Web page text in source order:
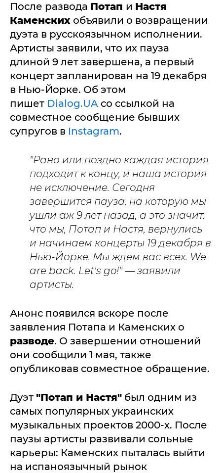
После развода Потап и Настя
Каменских объявили о возвращении
дуэта в русскоязычном исполнении.
Артисты заявили, что их пауза
длиной 9 лет завершена, а первый
концерт запланирован на 19 декабря
в Нью-Йорке. Об этом
пишет Dialog.UA со ссылкой на
совместное сообщение бывших
супругов в Instagram.
"Рано или поздно каждая история
подходит к концу, и наша история
не исключение. Сегодня
завершится пауза, на которую мы
ушли аж 9 лет назад, а это значит,
что мы, Потап и Настя, вернулись
и начинаем концерты 19 декабря в
Нью-Йорке. Мы ждем вас всех. We
are back. Let's go!" — заявили
артисты.
Анонс появился вскоре после
заявления Потапа и Каменских о
разводе. О завершении отношений
они сообщили 1 мая, также
опубликовав совместное обращение.
Дуэт "Потап и Настя" был одним из
самых популярных украинских
музыкальных проектов 2000-х. После
паузы артисты развивали сольные
карьеры: Каменских пыталась выйти
на испаноязычный рынок